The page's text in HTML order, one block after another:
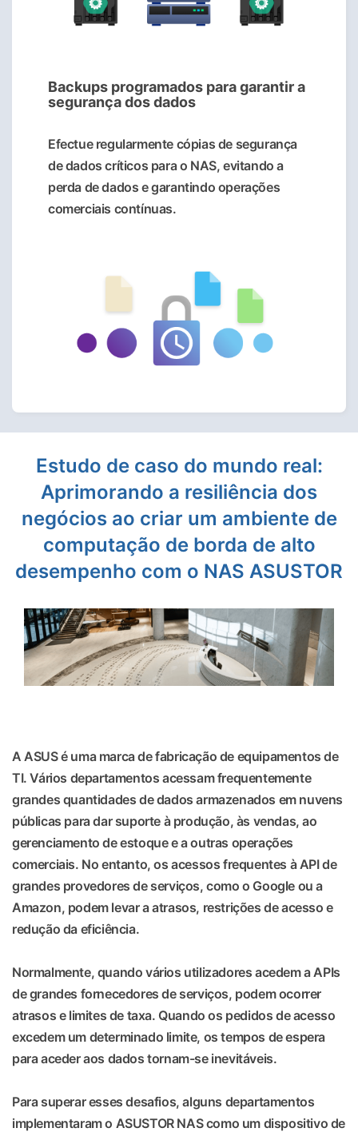
Backups programados para garantir a
segurança dos dados
Efectue regularmente cópias de segurança
de dados críticos para o NAS, evitando a
perda de dados e garantindo operações
comerciais contínuas.
Estudo de caso do mundo real:
Aprimorando a resiliência dos
negócios ao criar um ambiente de
computação de borda de alto
desempenho com o NAS ASUSTOR
A ASUS é uma marca de fabricação de equipamentos de
TI. Vários departamentos acessam frequentemente
grandes quantidades de dados armazenados em nuvens
públicas para dar suporte à produção, às vendas, ao
gerenciamento de estoque e a outras operações
comerciais. No entanto, os acessos frequentes à API de
grandes provedores de serviços, como o Google ou a
Amazon, podem levar a atrasos, restrições de acesso e
redução da eficiência.
Normalmente, quando vários utilizadores acedem a APIs
de grandes fornecedores de serviços, podem ocorrer
atrasos e limites de taxa. Quando os pedidos de acesso
excedem um determinado limite, os tempos de espera
para aceder aos dados tornam-se inevitáveis.
Para superar esses desafios, alguns departamentos
implementaram o ASUSTOR NAS como um dispositivo de